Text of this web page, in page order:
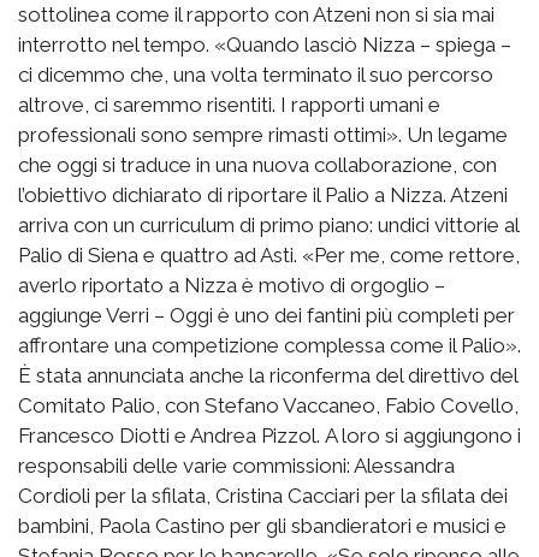
sottolinea come il rapporto con Atzeni non si sia mai
interrotto nel tempo. «Quando lasciò Nizza – spiega –
ci dicemmo che, una volta terminato il suo percorso
altrove, ci saremmo risentiti. I rapporti umani e
professionali sono sempre rimasti ottimi». Un legame
che oggi si traduce in una nuova collaborazione, con
l’obiettivo dichiarato di riportare il Palio a Nizza. Atzeni
arriva con un curriculum di primo piano: undici vittorie al
Palio di Siena e quattro ad Asti. «Per me, come rettore,
averlo riportato a Nizza è motivo di orgoglio –
aggiunge Verri – Oggi è uno dei fantini più completi per
affrontare una competizione complessa come il Palio».
È stata annunciata anche la riconferma del direttivo del
Comitato Palio, con Stefano Vaccaneo, Fabio Covello,
Francesco Diotti e Andrea Pizzol. A loro si aggiungono i
responsabili delle varie commissioni: Alessandra
Cordioli per la sfilata, Cristina Cacciari per la sfilata dei
bambini, Paola Castino per gli sbandieratori e musici e